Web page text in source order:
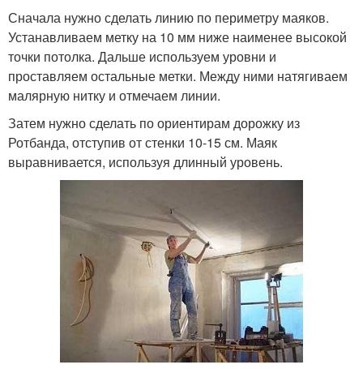
Сначала нужно сделать линию по периметру маяков.
Устанавливаем метку на 10 мм ниже наименее высокой
точки потолка. Дальше используем уровни и
проставляем остальные метки. Между ними натягиваем
малярную нитку и отмечаем линии.
Затем нужно сделать по ориентирам дорожку из
Ротбанда, отступив от стенки 10-15 см. Маяк
выравнивается, используя длинный уровень.